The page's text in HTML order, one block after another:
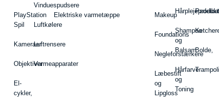
PlayStation
Spil
Kameraer
Objektiver
El-
cykler,
Vinduespudsere
Luftkølere
Luftrensere
Varmeapparater
Elektriske varmetæppe Makeup
Foundations
Negleforstærkere
Læbestift
og
Lipgloss
Shampoo
og
Balsam
Hårfarve
og
Toning
Bolde,